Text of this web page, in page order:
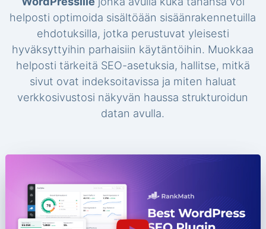
helposti optimoida sisältöään sisäänrakennetuilla
ehdotuksilla, jotka perustuvat yleisesti
hyväksyttyihin parhaisiin käytäntöihin. Muokkaa
helposti tärkeitä SEO-asetuksia, hallitse, mitkä
sivut ovat indeksoitavissa ja miten haluat
verkkosivustosi näkyvän haussa strukturoidun
datan avulla.